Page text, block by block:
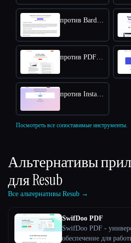
против Bard PDF
против PDF Summarizer
против Instafill
Посмотреть все сопоставимые инструменты.
Альтернативы
дляResub
Все альтернативы Resub →
SwifDoo PDF
SwifDoo PDF -
обеспечение для